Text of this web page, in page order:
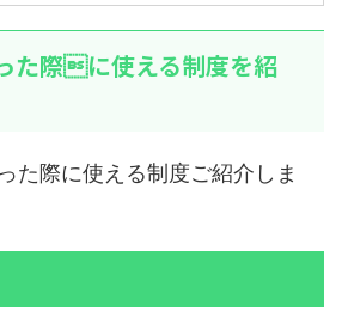
た際に使える制度を紹
た際に使える制度ご紹介しま